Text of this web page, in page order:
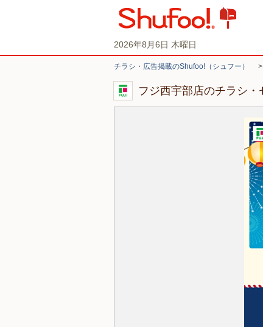
2026年8月6日 木曜日
チラシ・広告掲載のShufoo!（シュフー）
フジ西宇部店のチラシ・